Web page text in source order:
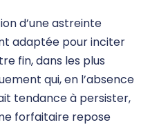
d’une astreinte
adaptée pour inciter
fin, dans les plus
qui, en l’absence
tendance à persister,
forfaitaire repose